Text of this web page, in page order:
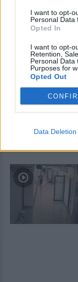
I want to opt-
Personal Data
Opted In
I want to opt-
Retention,
Personal Data
Purposes for
Opted Out
Data Deletion
ΔΕΙΤΕ
ΣΤΗΝ ΙΔΙΑ